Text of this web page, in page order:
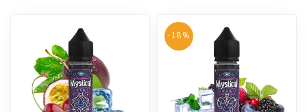
-18%